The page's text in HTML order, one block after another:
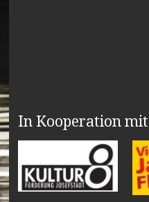
In Kooperation mit